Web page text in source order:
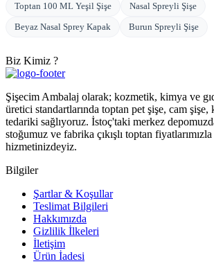
Toptan 100 ML Yeşil Şişe
Nasal Spreyli Şişe
Beyaz Nasal Sprey Kapak
Burun Spreyli Şişe
Biz Kimiz ?
Şişecim Ambalaj olarak; kozmetik, kimya ve
üretici standartlarında toptan pet şişe, cam
tedariki sağlıyoruz. İstoç'taki merkez
stoğumuz ve fabrika çıkışlı toptan fiyatlarımızla
hizmetinizdeyiz.
Bilgiler
Şartlar & Koşullar
Teslimat Bilgileri
Hakkımızda
Gizlilik İlkeleri
İletişim
Ürün İadesi